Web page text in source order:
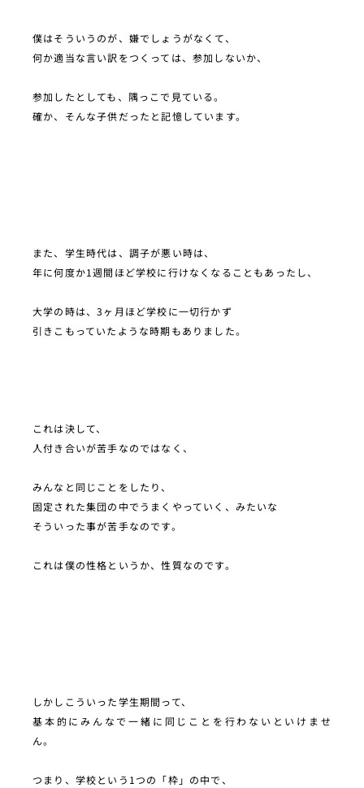
僕はそういうのが、嫌でしょうがなくて、
何か適当な言い訳をつくっては、参加しないか、
参加したとしても、隅っこで見ている。
確か、そんな子供だったと記憶しています。
また、学生時代は、調子が悪い時は、
年に何度か1週間ほど学校に行けなくなることもあったし、
大学の時は、3ヶ月ほど学校に一切行かず
引きこもっていたような時期もありました。
これは決して、
人付き合いが苦手なのではなく、
みんなと同じことをしたり、
固定された集団の中でうまくやっていく、みたいな
そういった事が苦手なのです。
これは僕の性格というか、性質なのです。
しかしこういった学生期間って、
基本的にみんなで一緒に同じことを行わないといけませ
ん。
つまり、学校という1つの「枠」の中で、